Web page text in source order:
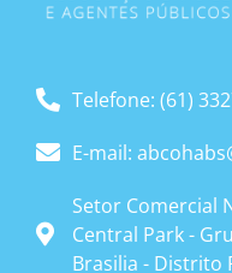
Telefone: (61)
E-mail:
Setor Comercial
Central Park -
Brasilia - Distrito